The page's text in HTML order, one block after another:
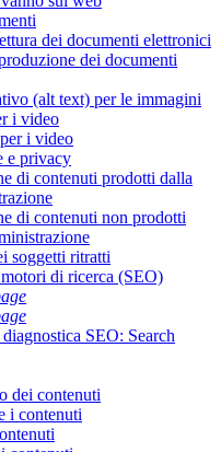
dei documenti elettronici
dei documenti
(alt text) per le immagini
i video
i video
e privacy
di contenuti prodotti dalla
di contenuti non prodotti
soggetti ritratti
di ricerca (SEO)
SEO: Search
dei contenuti
i contenuti